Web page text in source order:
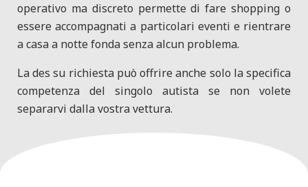
operativo ma discreto permette di fare shopping o
essere accompagnati a particolari eventi e rientrare
a casa a notte fonda senza alcun problema.
La des su richiesta può offrire anche solo la specifica
competenza del singolo autista se non volete
separarvi dalla vostra vettura.